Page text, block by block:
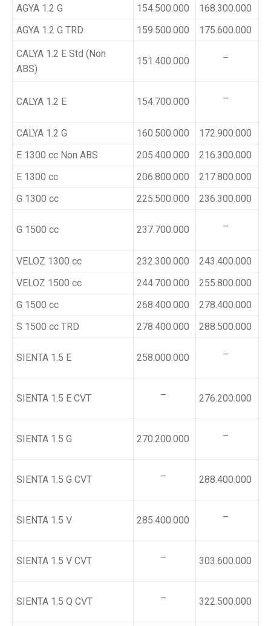
AGYA 1.2 G 154.500.000
168.300.000
AGYA 1.2 G TRD
159.500.000 175.600.000
CALYA 1.2 E Std (Non
ABS)
151.400.000 –
CALYA 1.2 E 154.700.000 –
CALYA 1.2 G 160.500.000
172.900.000
E 1300 cc Non ABS
205.400.000
216.300.000
E 1300 cc
206.800.000
217.800.000
G 1300 cc
225.500.000 236.300.000
G 1500 cc 237.700.000 –
VELOZ 1300 cc 232.300.000
243.400.000
VELOZ 1500 cc
244.700.000
255.800.000
G 1500 cc
268.400.000
278.400.000
S 1500 cc TRD
278.400.000 288.500.000
SIENTA 1.5 E 258.000.000 –
SIENTA 1.5 E CVT – 276.200.000
SIENTA 1.5 G 270.200.000 –
SIENTA 1.5 G CVT – 288.400.000
SIENTA 1.5 V 285.400.000 –
SIENTA 1.5 V CVT – 303.600.000
SIENTA 1.5 Q CVT – 322.500.000